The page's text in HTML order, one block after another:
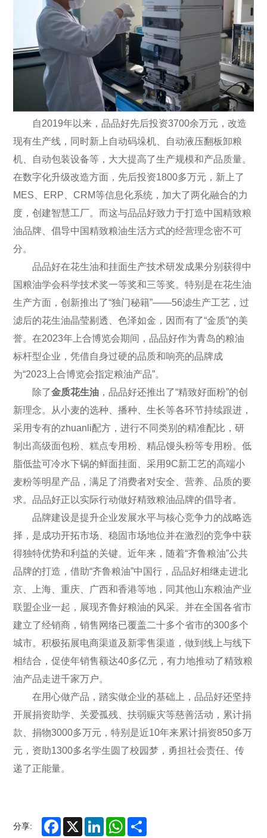
自2019年以来，品品好先后投资3700余万元，改造
现有生产线，同时新上自动码垛机、自动液压翻板卸粮
机、自动包装设备等，大大提高了生产规模和产品质量。
在数字化升级改造方面，先后投资1800多万元，新上了
MES、ERP、CRM等信息化系统，加大了两化融合的力
度，创建智慧工厂。而这与品品好致力于打造中国精致粮
油品牌、倡导中国精致粮油生活方式的经营理念密不可
分。
品品好在花生油和挂面生产技术研发成果分别获得中
国粮油学会科学技术奖一等奖和三等奖。特别是在花生油
生产方面，创新推出了“独门秘籍”——56滤生产工艺，过
滤后的花生油晶莹剔透、色泽如金，因而有了“金质”的美
誉。在2023年上合博览会期间，品品好作为青岛的粮油
标杆型企业，凭借自身过硬的品质和响亮的品牌成
为“2023上合博览会指定粮油产品”。
除了金质花生油 ，品品好还推出了“精致好面粉”的创
新理念。从小麦的选种、播种、生长等各环节持续跟进，
采用专有的zhuanli配方，进行不同类别的精准配比，研
制出高级面包粉、糕点专用粉、精品馒头粉等专用粉。低
脂低盐可冷水下锅的鲜面挂面、采用9C新工艺的高端小
麦粉等明星产品，满足了消费者对安全、营养、品质的要
求。品品好正以实际行动做好精致粮油品牌的倡导者。
品牌建设是提升企业发展水平与核心竞争力的战略选
择，是成功开拓市场、稳固市场地位并在激烈的竞争中获
得独特优势和利益的关键。近年来，随着“齐鲁粮油”公共
品牌的打造，借助“齐鲁粮油”中国行，品品好相继走进北
京、上海、重庆、广西和香港等地，同其他山东粮油产业
联盟企业一起，展现齐鲁好粮油的风采。并在全国各省市
建立了经销商，销售网络已覆盖二十多个省市的300多个
城市。积极拓展电商渠道及新零售渠道，做到线上与线下
相结合，促使年销售额达40多亿元，有力地推动了精致粮
油产品走进千家万户。
在用心做产品，踏实做企业的基础上，品品好还坚持
开展捐资助学、关爱孤残、扶弱赈灾等慈善活动，累计捐
款、捐物3000多万元，特别是近10年来累计捐资850多万
元，资助1300多名学生圆了校园梦，勇担社会责任、传
递了正能量。
分享: Facebook
X LinkedInWhatsApp